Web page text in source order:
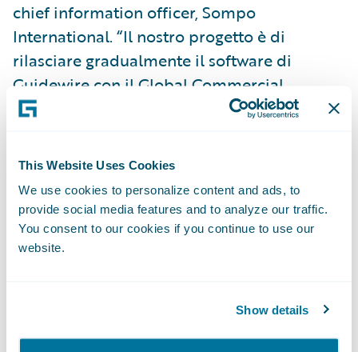
This Website Uses Cookies
We use cookies to personalize content and ads, to
provide social media features and to analyze our traffic.
You consent to our cookies if you continue to use our
website.
Show details
chief information officer, Sompo
International. “Il nostro progetto è di
rilasciare gradualmente il software di
Guidewire con il Global Commercial
Accelerator nell'ambito di tutte le nostre
l'integrazione con le polizze nel Comparto
immobiliare questo mese e il riscontro dei
nostri underwriter sul nuovo sistema è stato
positivo. La piattaforma comune ci
permetterà di fornire alla nostra clientela la
tempestivamente e in modo più accurato,